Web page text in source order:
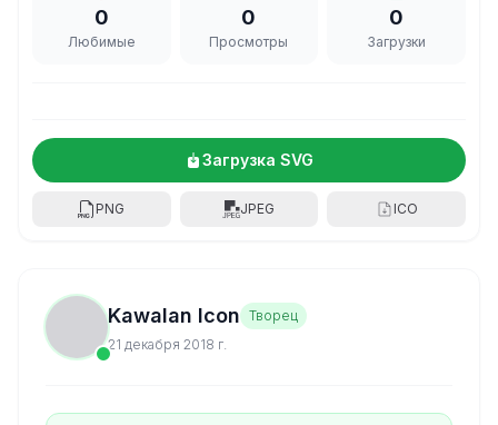
0
Любимые
0
Просмотры
0
Загрузки
Загрузка SVG
PNG JPEG ICO
Kawalan Icon Творец
21 декабря 2018 г.